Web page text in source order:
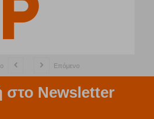
Επόμενο
στο Newsletter